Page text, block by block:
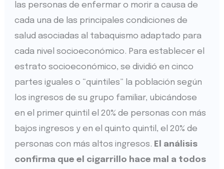
las personas de enfermar o morir a causa de
cada una de las principales condiciones de
salud asociadas al tabaquismo adaptado para
cada nivel socioeconómico. Para establecer el
estrato socioeconómico, se dividió en cinco
partes iguales o “quintiles” la población según
los ingresos de su grupo familiar, ubicándose
en el primer quintil el 20% de personas con más
bajos ingresos y en el quinto quintil, el 20% de
personas con más altos ingresos. El análisis
confirma queel cigarrillo hace mal a todos